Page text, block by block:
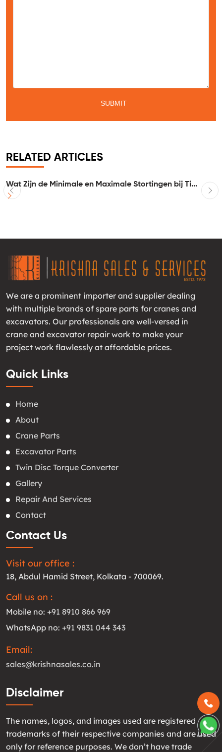
RELATED ARTICLES
Wat Zijn de Minimale en Maximale Stortingen bij Ti...
We are a prominent importer and supplier dealing
with multiple brands of spare parts for cranes and
excavators. Our professionals are well-versed in
crane and excavator repair work to make your
project work flawlessly at affordable prices.
Quick Links
Home
About
Crane Parts
Excavator Parts
Twin Disc Torque Converter
Gallery
Repair And Services
Contact
Contact Us
Visit our office :
18, Abdul Hamid Street, Kolkata - 700069.
Call us on :
Mobile no: +91 8910 866 969
WhatsApp no: +91 9831 044 343
Email:
sales@krishnasales.co.in
Disclaimer
The names, logos, and images used are registered
trademarks of their respective companies and are used
only for reference purposes. We don’t have trade